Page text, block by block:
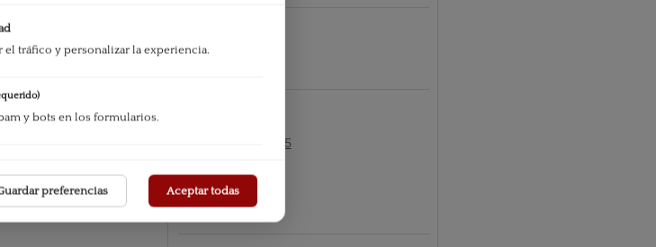
Vol. II nº2 2005
Sección
Documentos
tráfico y personalizar la experiencia.
y bots en los formularios.
preferencias Aceptar todas